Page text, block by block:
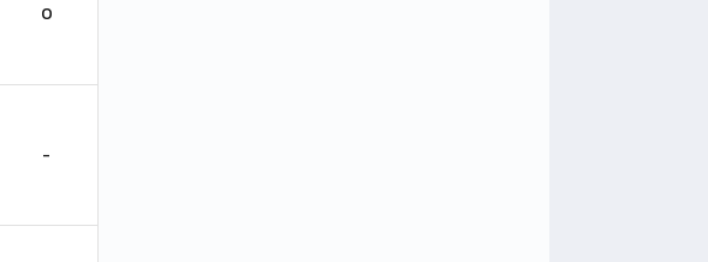
0
-